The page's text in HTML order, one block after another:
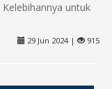
untuk
29 Jun 2024 | 915